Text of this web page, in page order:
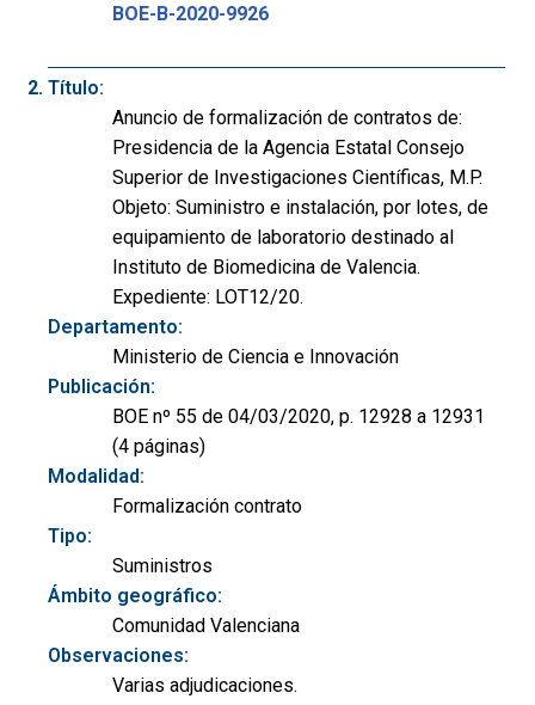
BOE-B-2020-9926
Título:
Anuncio de formalización de contratos de:
Presidencia de la Agencia Estatal Consejo
Superior de Investigaciones Científicas, M.P.
Objeto: Suministro e instalación, por lotes, de
equipamiento de laboratorio destinado al
Instituto de Biomedicina de Valencia.
Expediente: LOT12/20.
Departamento:
Ministerio de Ciencia e Innovación
Publicación:
BOE nº 55 de 04/03/2020, p. 12928 a 12931
(4 páginas)
Modalidad:
Formalización contrato
Tipo:
Suministros
Ámbito geográfico:
Comunidad Valenciana
Observaciones:
Varias adjudicaciones.